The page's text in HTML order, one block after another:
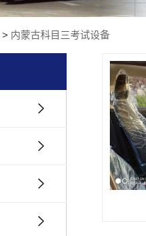
> 内蒙古科目三考试设备